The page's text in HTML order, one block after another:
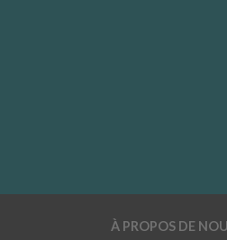
À PROPOS DE